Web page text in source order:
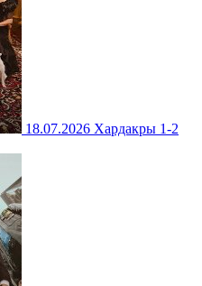
18.07.2026 Хардакры 1-2